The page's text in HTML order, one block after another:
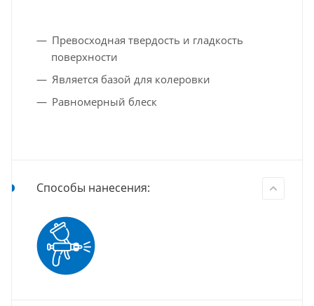
Превосходная твердость и гладкость
поверхности
Является базой для колеровки
Равномерный блеск
Способы нанесения: